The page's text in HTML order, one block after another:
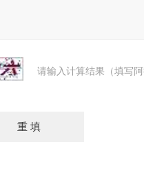
请输入计算结果（填写